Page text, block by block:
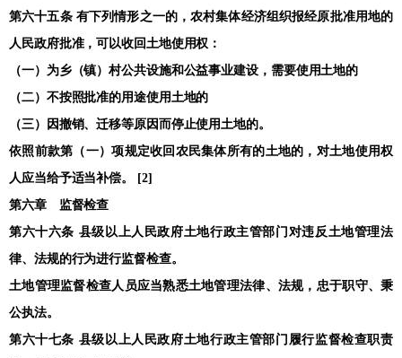
第六十五条 有下列情形之一的，农村集体经济组织报经原批准用地的
人民政府批准，可以收回土地使用权：
（一）为乡（镇）村公共设施和公益事业建设，需要使用土地的
（二）不按照批准的用途使用土地的
（三）因撤销、迁移等原因而停止使用土地的。
依照前款第（一）项规定收回农民集体所有的土地的，对土地使用权
人应当给予适当补偿。 [2]
第六章 监督检查
第六十六条 县级以上人民政府土地行政主管部门对违反土地管理法
律、法规的行为进行监督检查。
土地管理监督检查人员应当熟悉土地管理法律、法规，忠于职守、秉
公执法。
第六十七条 县级以上人民政府土地行政主管部门履行监督检查职责